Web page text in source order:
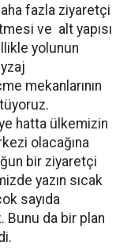
fazla ziyaretçi
ve alt yapısı
yolunun
mekanlarının
hatta ülkemizin
olacağına
bir ziyaretçi
yazın sıcak
sayıda
Bunu da bir plan